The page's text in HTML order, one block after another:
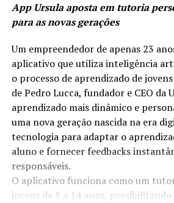
App Ursula aposta em tutoria
para as novas gerações
Um empreendedor de apenas 23
aplicativo que utiliza inteligência
o processo de aprendizado de
de Pedro Lucca, fundador e CEO da
aprendizado mais dinâmico e
uma nova geração nascida na era
tecnologia para adaptar o
aluno e fornecer feedbacks
responsáveis.
O aplicativo funciona como um
jovens de 8 a 14 anos, possibilitando